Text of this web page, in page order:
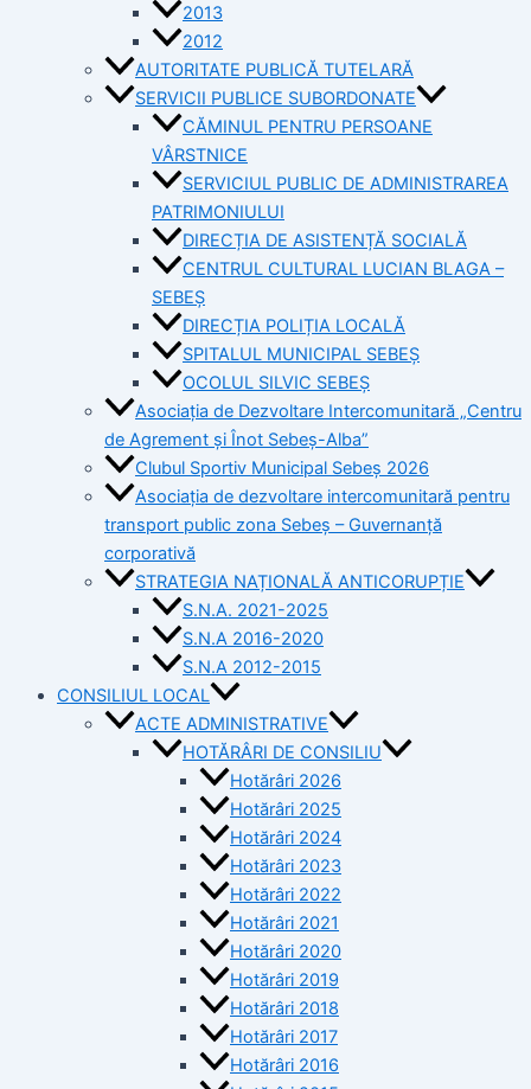
2013
2012
AUTORITATE PUBLICĂ TUTELARĂ
SERVICII PUBLICE SUBORDONATE
CĂMINUL PENTRU PERSOANE
VÂRSTNICE
SERVICIUL PUBLIC DE ADMINISTRAREA
PATRIMONIULUI
DIRECȚIA DE ASISTENȚĂ SOCIALĂ
CENTRUL CULTURAL LUCIAN BLAGA –
SEBEȘ
DIRECȚIA POLIȚIA LOCALĂ
SPITALUL MUNICIPAL SEBEȘ
OCOLUL SILVIC SEBEȘ
Asociația de Dezvoltare Intercomunitară „Centru
de Agrement și Înot Sebeș-Alba”
Clubul Sportiv Municipal Sebeș 2026
Asociația de dezvoltare intercomunitară pentru
transport public zona Sebeș – Guvernanță
corporativă
STRATEGIA NAȚIONALĂ ANTICORUPȚIE
S.N.A. 2021-2025
S.N.A 2016-2020
S.N.A 2012-2015
CONSILIUL LOCAL
ACTE ADMINISTRATIVE
HOTĂRÂRI DE CONSILIU
Hotărâri 2026
Hotărâri 2025
Hotărâri 2024
Hotărâri 2023
Hotărâri 2022
Hotărâri 2021
Hotărâri 2020
Hotărâri 2019
Hotărâri 2018
Hotărâri 2017
Hotărâri 2016